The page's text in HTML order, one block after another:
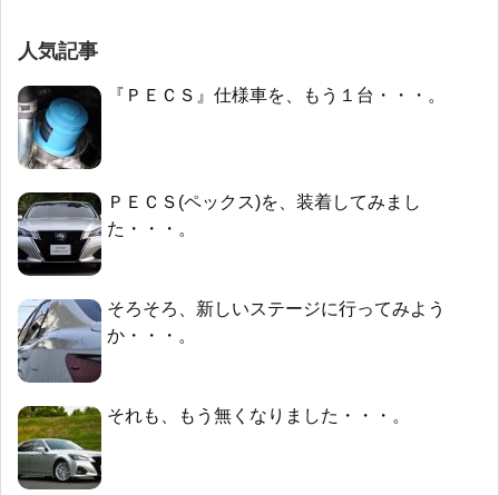
人気記事
『ＰＥＣＳ』仕様車を、もう１台・・・。
ＰＥＣＳ(ペックス)を、装着してみまし
た・・・。
そろそろ、新しいステージに行ってみよう
か・・・。
それも、もう無くなりました・・・。